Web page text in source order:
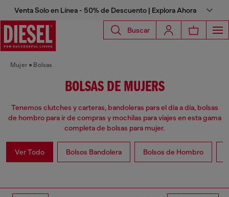
Venta Solo en Línea - 50% de Descuento | Explora Ahora
Buscar
Mujer Bolsas
BOLSAS DE MUJERS
Tenemos clutches y carteras, bandoleras para el día a día, bolsas
de hombro para ir de compras y mochilas para viajes en esta gama
completa de bolsas para mujer.
Ver Todo Bolsos Bandolera Bolsos de Hombro